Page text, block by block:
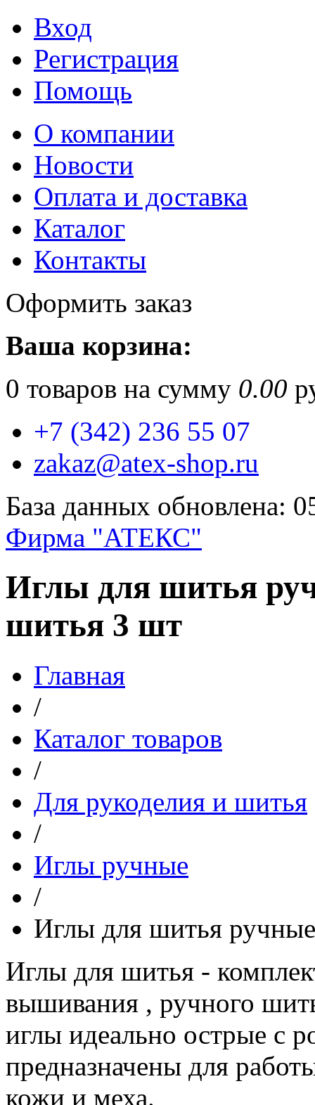
Вход
Регистрация
Помощь
О компании
Новости
Оплата и доставка
Каталог
Контакты
Оформить заказ
Ваша корзина:
0 товаров на сумму 0.00
+7 (342) 236 55 07
zakaz@atex-shop.ru
База данных обновлена:
Фирма "АТЕКС"
Иглы для шитья
шитья 3 шт
Главная
/
Каталог товаров
/
Для рукоделия и шитья
/
Иглы ручные
/
Иглы для шитья
Иглы для шитья -
вышивания , ручного
иглы идеально острые с
предназначены для
кожи и меха.